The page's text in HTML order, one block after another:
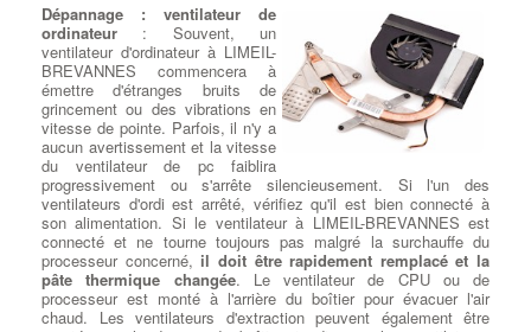
Dépannage : ventilateur de
ordinateur : Souvent, un
ventilateur d'ordinateur à LIMEIL-
BREVANNES commencera à
émettre d'étranges bruits de
grincement ou des vibrations en
vitesse de pointe. Parfois, il n'y a
aucun avertissement et la vitesse
du ventilateur de pc faiblira
progressivement ou s'arrête silencieusement. Si l'un des
ventilateurs d'ordi est arrêté, vérifiez qu'il est bien connecté à
son alimentation. Si le ventilateur à LIMEIL-BREVANNES est
connecté et ne tourne toujours pas malgré la surchauffe du
processeur concerné, il doit être rapidement remplacé et la
pâte thermique changée. Le ventilateur de CPU ou de
processeur est monté à l'arrière du boîtier pour évacuer l'air
chaud. Les ventilateurs d'extraction peuvent également être